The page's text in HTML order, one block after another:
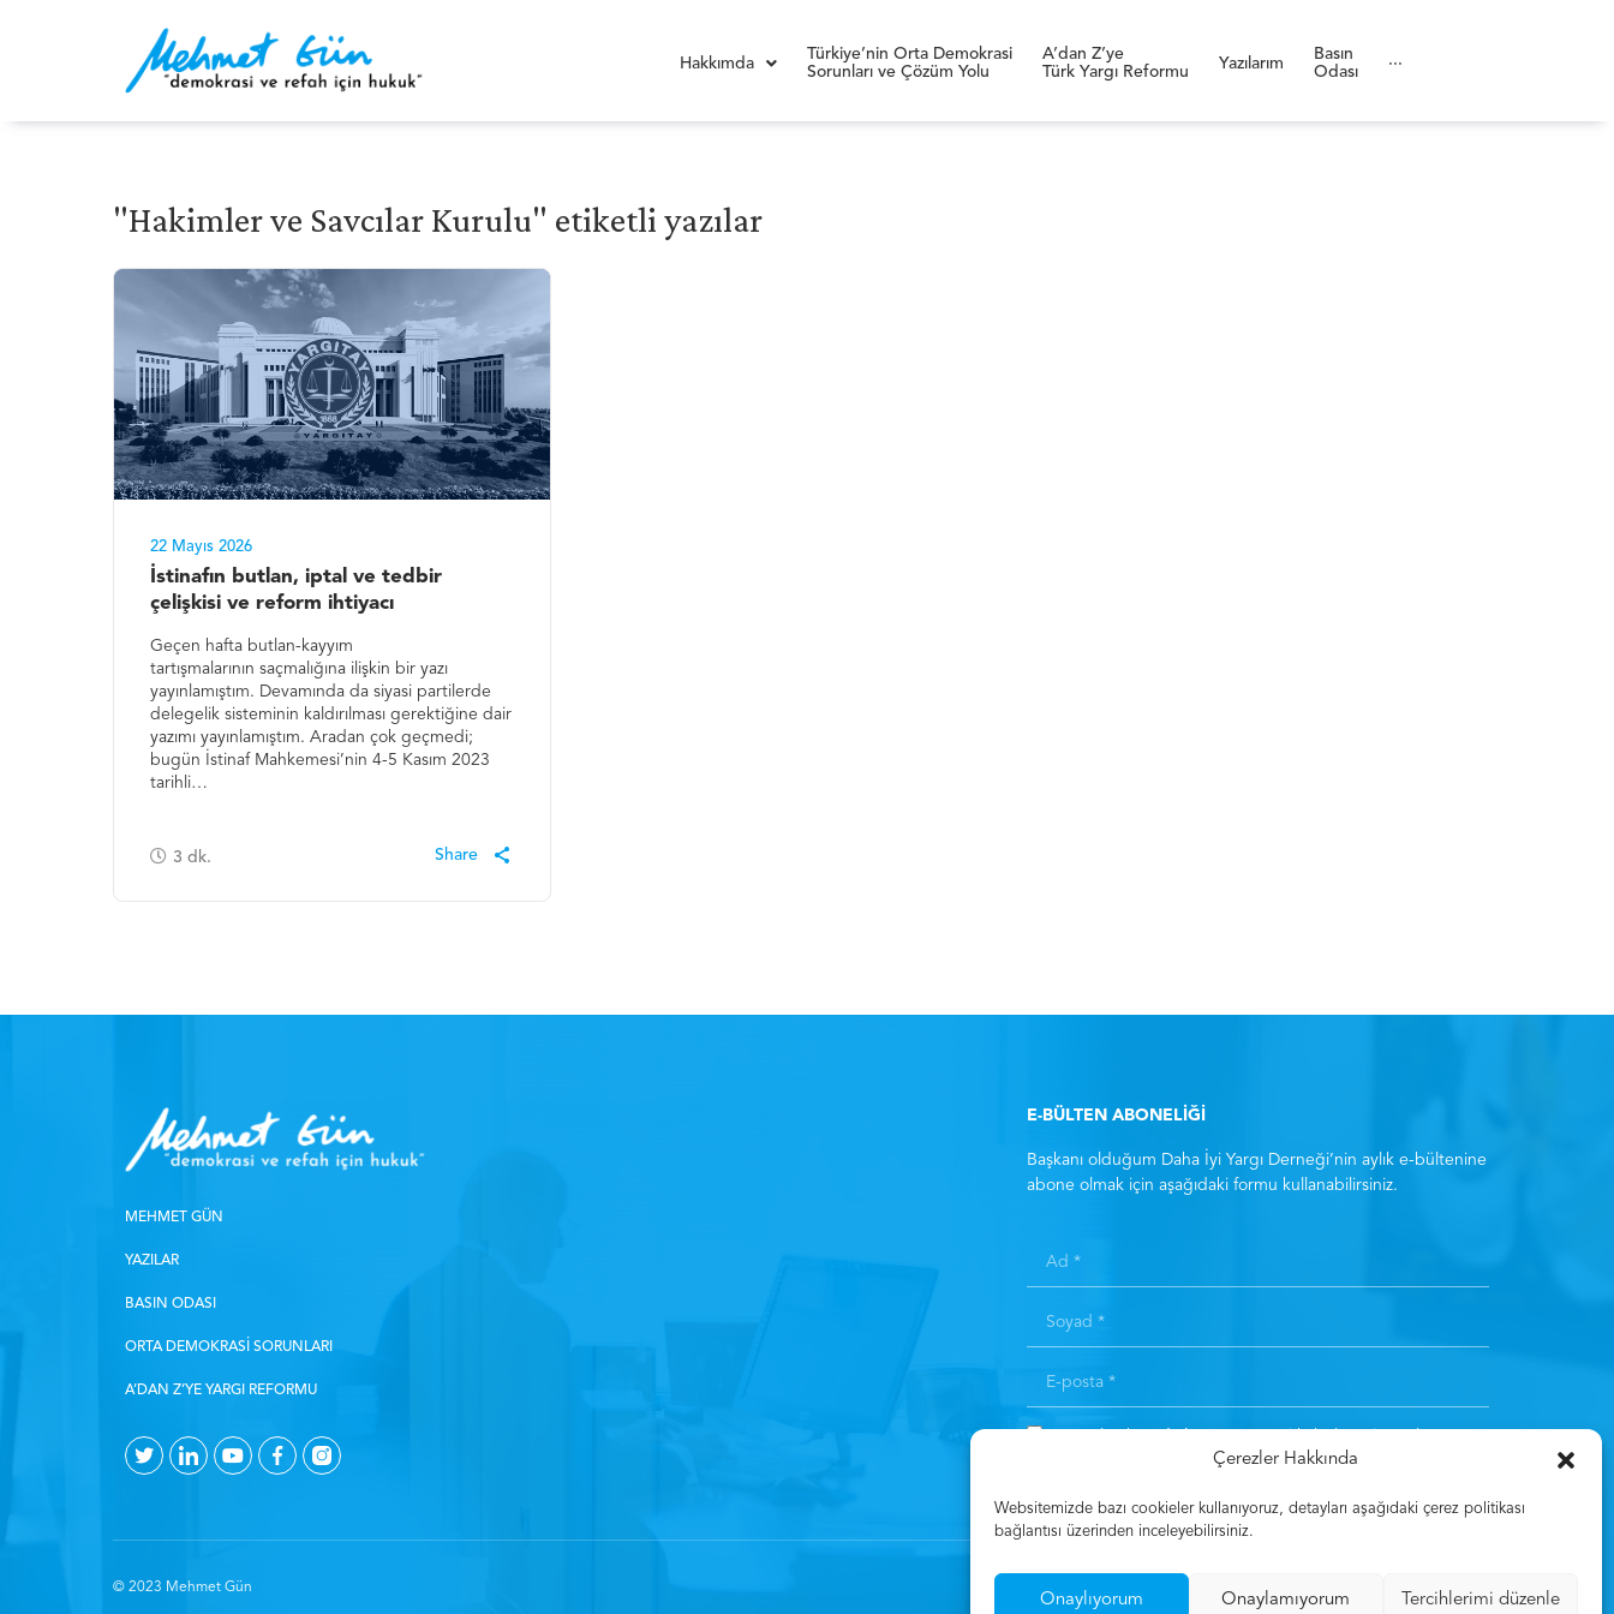
Çerezler Hakkında
Websitemizde bazı cookieler kullanıyoruz, detayları aşağıdaki çerez politikası
bağlantısı üzerinden inceleyebilirsiniz.
Onaylıyorum Onaylamıyorum Tercihlerimi düzenle
Hakkımda
Türkiye’nin Orta Demokrasi
Sorunları ve Çözüm Yolu
A’dan Z’ye
Türk Yargı Reformu
Yazılarım
Basın
Odası
···
"Hakimler ve Savcılar Kurulu" etiketli yazılar
22 Mayıs 2026
İstinafın butlan, iptal ve tedbir
çelişkisi ve reform ihtiyacı
Geçen hafta butlan-kayyım
tartışmalarının saçmalığına ilişkin bir yazı
yayınlamıştım. Devamında da siyasi partilerde
delegelik sisteminin kaldırılması gerektiğine dair
yazımı yayınlamıştım. Aradan çok geçmedi;
bugün İstinaf Mahkemesi’nin 4-5 Kasım 2023
tarihli…
3 dk.
MEHMET GÜN
YAZILAR
BASIN ODASI
ORTA DEMOKRASI SORUNLARI
A’DAN Z’YE YARGI REFORMU
E-BÜLTEN ABONELİĞİ
Başkanı olduğum Daha İyi Yargı Derneği’nin aylık e-bültenine
abone olmak için aşağıdaki formu kullanabilirsiniz.
© 2023 Mehmet Gün